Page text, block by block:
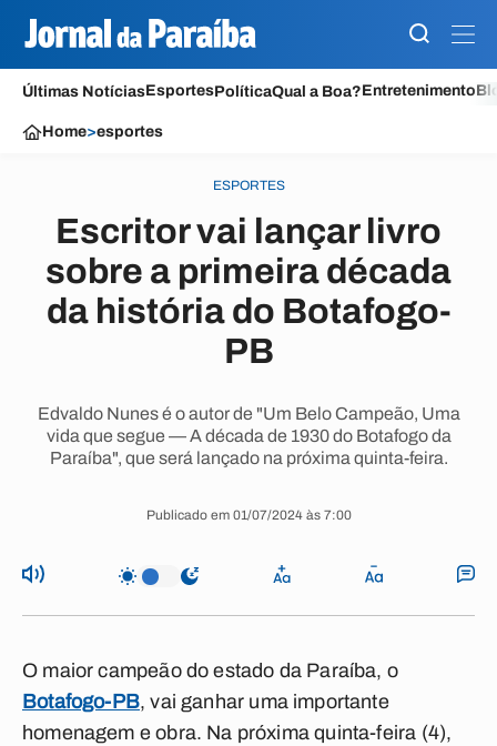
Últimas NotíciasEsportesPolíticaQual a Boa?Entretenimento
Home>esportes
ESPORTES
Escritor vai lançar livro
sobre a primeira década
da história do Botafogo-
PB
Edvaldo Nunes é o autor de "Um Belo Campeão, Uma
vida que segue — A década de 1930 do Botafogo da
Paraíba", que será lançado na próxima quinta-feira.
Publicado em 01/07/2024 às 7:00
O maior campeão do estado da Paraíba, o
Botafogo-PB, vai ganhar uma importante
homenagem e obra. Na próxima quinta-feira (4),